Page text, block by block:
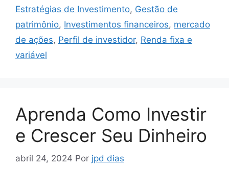
Estratégias de Investimento, Gestão de
patrimônio, Investimentos financeiros, mercado
de ações, Perfil de investidor, Renda fixa e
variável
Aprenda Como Investir
e Crescer Seu Dinheiro
abril 24, 2024 Por jpd dias